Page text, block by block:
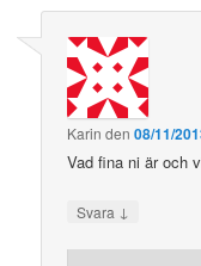
Karin den08/11/
Vad fina ni är och
Svara ↓